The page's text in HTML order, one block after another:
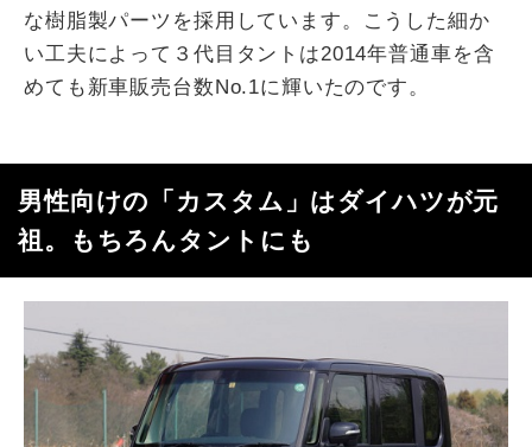
な樹脂製パーツを採用しています。こうした細か
い工夫によって３代目タントは2014年普通車を含
めても新車販売台数No.1に輝いたのです。
男性向けの「カスタム」はダイハツが元
祖。もちろんタントにも